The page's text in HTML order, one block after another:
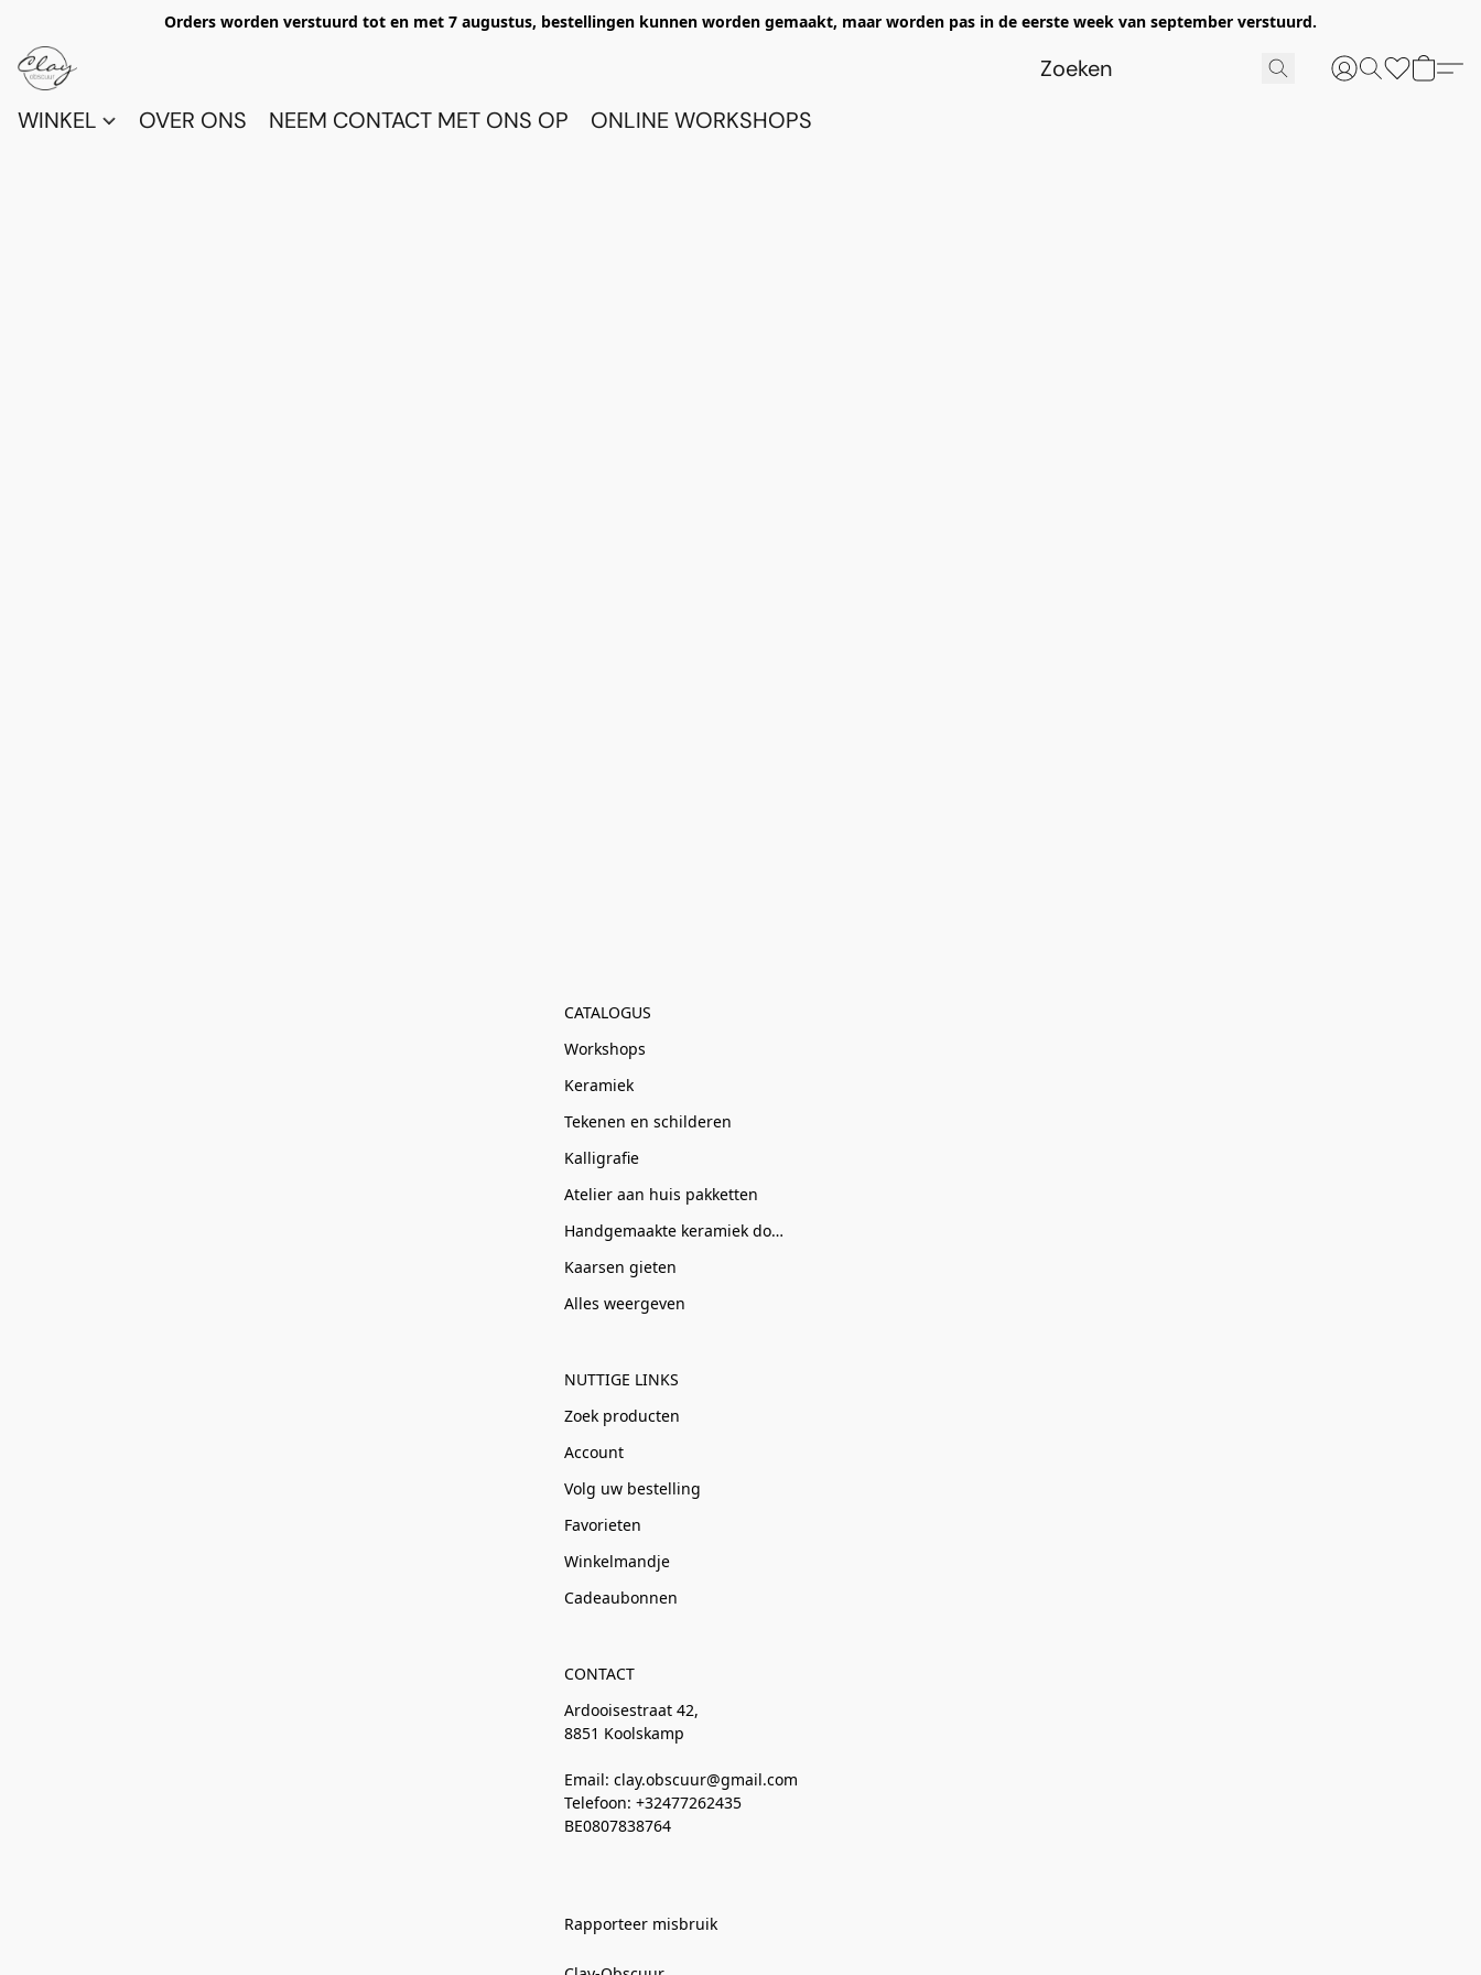
Orders worden verstuurd tot en met 7 augustus, bestellingen kunnen worden gemaakt, maar worden pas in de eerste week van september verstuurd.
WINKEL OVER ONS NEEM CONTACT MET ONS OP ONLINE WORKSHOPS
CATALOGUS
Workshops
Keramiek
Tekenen en schilderen
Kalligrafie
Atelier aan huis pakketten
Handgemaakte keramiek door Clay-Obscuur
Kaarsen gieten
Alles weergeven
NUTTIGE LINKS
Zoek producten
Account
Volg uw bestelling
Favorieten
Winkelmandje
Cadeaubonnen
CONTACT
Ardooisestraat 42,
8851 Koolskamp
Email: clay.obscuur@gmail.com
Telefoon: +32477262435
BE0807838764
Rapporteer misbruik